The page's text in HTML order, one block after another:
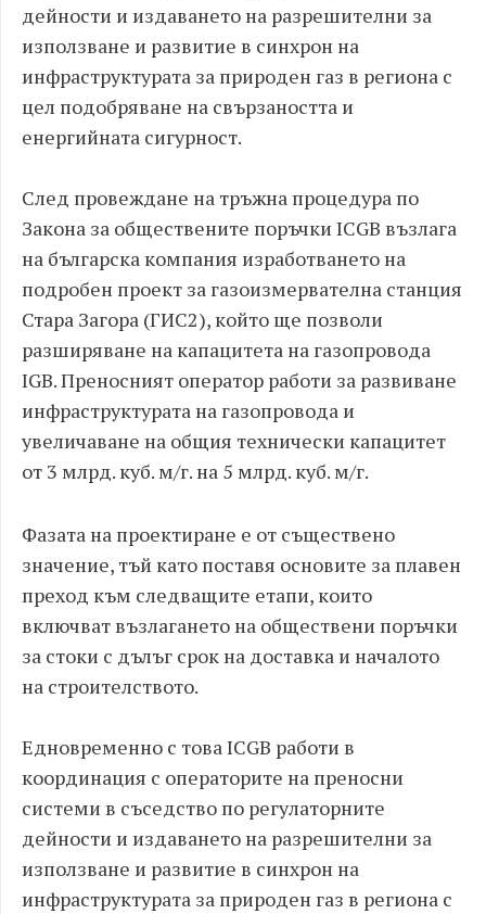
дейности и издаването на разрешителни за
използване и развитие в синхрон на
инфраструктурата за природен газ в региона с
цел подобряване на свързаността и
енергийната сигурност.
След провеждане на тръжна процедура по
Закона за обществените поръчки ICGB възлага
на българска компания изработването на
подробен проект за газоизмервателна станция
Стара Загора (ГИС2), който ще позволи
разширяване на капацитета на газопровода
IGB. Преносният оператор работи за развиване
инфраструктурата на газопровода и
увеличаване на общия технически капацитет
от 3 млрд. куб. м/г. на 5 млрд. куб. м/г.
Фазата на проектиране е от съществено
значение, тъй като поставя основите за плавен
преход към следващите етапи, които
включват възлагането на обществени поръчки
за стоки с дълъг срок на доставка и началото
на строителството.
Едновременно с това ICGB работи в
координация с операторите на преносни
системи в съседство по регулаторните
дейности и издаването на разрешителни за
използване и развитие в синхрон на
инфраструктурата за природен газ в региона с